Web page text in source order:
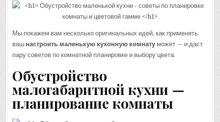
Мы покажем вам несколько оригинальных идей, как применять
ваш настроить маленькую кухонную комнату может — и даст
пару советов по комнатной планировке и выбору цвета.
Обустройство
малогабаритной кухни —
планирование комнаты